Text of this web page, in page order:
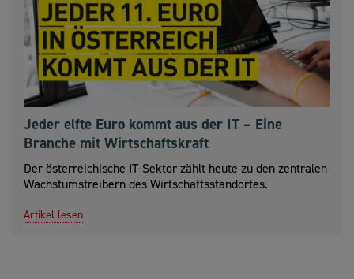
Jeder elfte Euro kommt aus der IT – Eine
Branche mit Wirtschaftskraft
Der österreichische IT-Sektor zählt heute zu den zentralen
Wachstumstreibern des Wirtschaftsstandortes.
Artikel lesen